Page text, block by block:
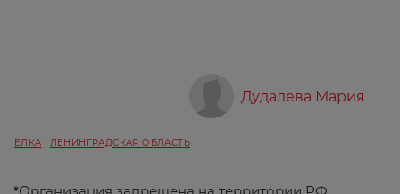
Дудалева Мария
ЕЛКА ЛЕНИНГРАДСКАЯ ОБЛАСТЬ